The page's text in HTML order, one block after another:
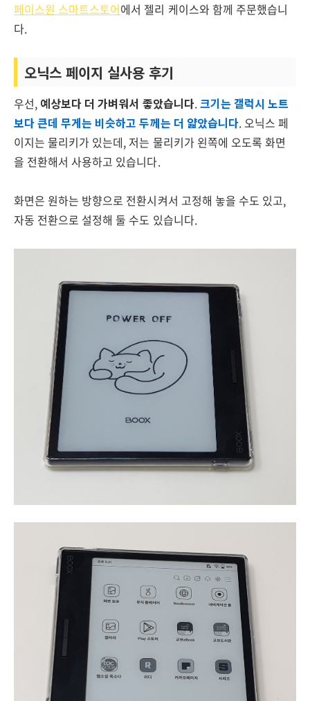
페이스원 스마트스토어에서 젤리 케이스와 함께 주문했습니
다.
오닉스 페이지 실사용 후기
우선, 예상보다 더 가벼워서 좋았습니다.크기는 갤럭시 노트
보다 큰데 무게는 비슷하고 두께는 더 얇았습니다. 오닉스 페
이지는 물리키가 있는데, 저는 물리키가 왼쪽에 오도록 화면
을 전환해서 사용하고 있습니다.
화면은 원하는 방향으로 전환시켜서 고정해 놓을 수도 있고,
자동 전환으로 설정해 둘 수도 있습니다.